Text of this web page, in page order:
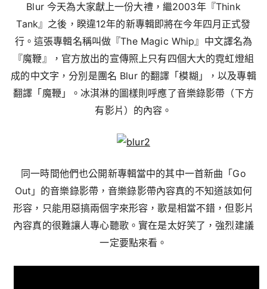
Blur 今天為大家獻上一份大禮，繼2003年『Think
Tank』之後，睽違12年的新專輯即將在今年四月正式發
行。這張專輯名稱叫做『The Magic Whip』中文譯名為
『魔鞭』，官方放出的宣傳照上只有四個大大的霓虹燈組
成的中文字，分別是團名 Blur 的翻譯「模糊」，以及專輯
翻譯「魔鞭」。冰淇淋的圖樣則呼應了音樂錄影帶（下方
有影片）的內容。
同一時間他們也公開新專輯當中的其中一首新曲「Go
Out」的音樂錄影帶，音樂錄影帶內容真的不知道該如何
形容，只能用惡搞兩個字來形容，歌是相當不錯，但影片
內容真的很難讓人專心聽歌。實在是太好笑了，強烈建議
一定要點來看。